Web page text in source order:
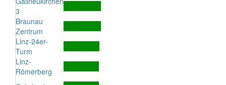
3
Braunau
Zentrum
Linz-24er-
Turm
Linz-
Römerberg